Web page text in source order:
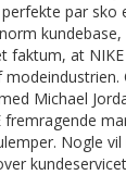
par
faktum, at
Michael
Nogle